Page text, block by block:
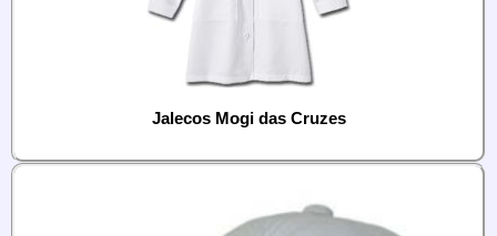
Jalecos Mogi das Cruzes